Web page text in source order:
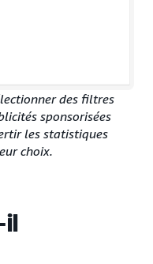
des filtres
sponsorisées
les statistiques
choix.
il